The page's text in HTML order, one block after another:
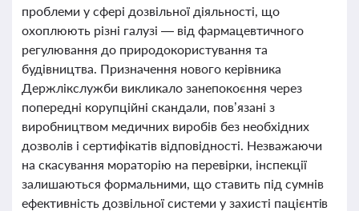
проблеми у сфері дозвільної діяльності, що
охоплюють різні галузі — від фармацевтичного
регулювання до природокористування та
будівництва. Призначення нового керівника
Держлікслужби викликало занепокоєння через
попередні корупційні скандали, пов’язані з
виробництвом медичних виробів без необхідних
дозволів і сертифікатів відповідності. Незважаючи
на скасування мораторію на перевірки, інспекції
залишаються формальними, що ставить під сумнів
ефективність дозвільної системи у захисті пацієнтів